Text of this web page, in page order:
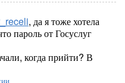
, да я тоже хотела
пароль от Госуслуг
когда прийти? В